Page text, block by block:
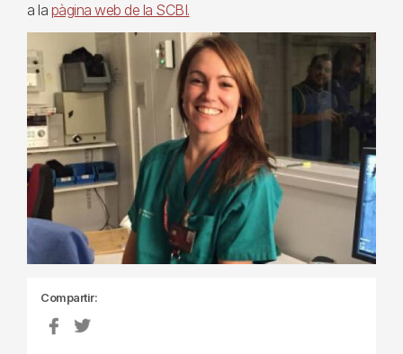
a la pàgina web de la SCBI.
Compartir: